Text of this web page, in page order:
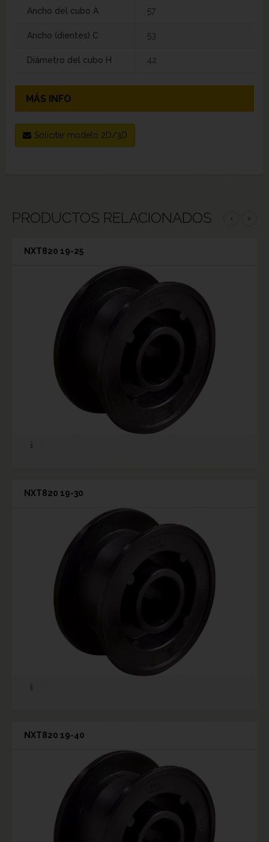
Ancho del cubo A 57
Ancho (dientes) C 53
Diámetro del cubo H 42
MÁS INFO
Solicitar modelo 2D/3D
PRODUCTOS RELACIONADOS ‹ ›
NXT820 19-25
NXT820 19-30
NXT820 19-40